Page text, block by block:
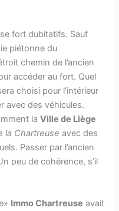
fort dubitatifs. Sauf
piétonne du
chemin de l’ancien
accéder au fort. Quel
choisi pour l’intérieur
avec des véhicules.
laVille de Liège
la Chartreuse avec des
Passer par l’ancien
peu de cohérence, s’il
Immo Chartreuse avait